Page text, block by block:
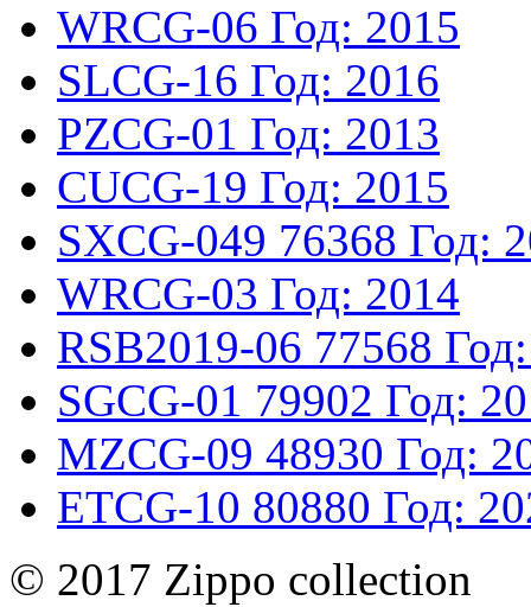
WRCG-06 Год: 2015
SLCG-16 Год: 2016
PZCG-01 Год: 2013
CUCG-19 Год: 2015
SXCG-049 76368 Год:
WRCG-03 Год: 2014
RSB2019-06 77568
SGCG-01 79902 Год:
MZCG-09 48930 Год:
ETCG-10 80880 Год:
© 2017 Zippo collection